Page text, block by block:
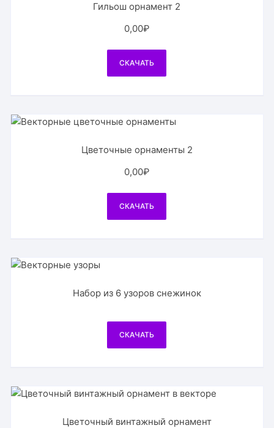
Гильош орнамент 2
0,00₽
СКАЧАТЬ
Цветочные орнаменты 2
0,00₽
СКАЧАТЬ
Набор из 6 узоров снежинок
СКАЧАТЬ
Цветочный винтажный орнамент